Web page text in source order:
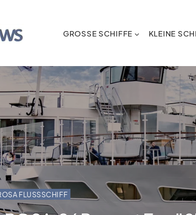
GROSSE SCHIFFE KLEINE
FLUSSSCHIFF